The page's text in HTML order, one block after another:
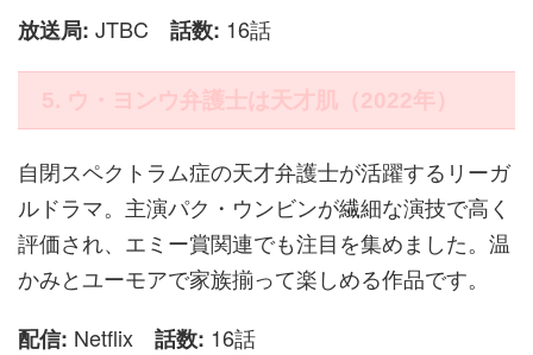
放送局: JTBC 話数: 16話
5. ウ・ヨンウ弁護士は天才肌（2022年）
自閉スペクトラム症の天才弁護士が活躍するリーガ
ルドラマ。主演パク・ウンビンが繊細な演技で高く
評価され、エミー賞関連でも注目を集めました。温
かみとユーモアで家族揃って楽しめる作品です。
配信: Netflix 話数: 16話